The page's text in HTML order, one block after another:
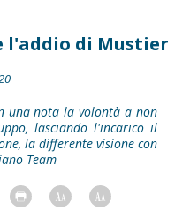
l'addio di Mustier
una nota la volontà a non
lasciando l'incarico il
la differente visione con
Team